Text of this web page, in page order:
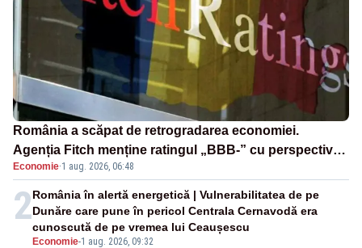
România a scăpat de retrogradarea economiei.
Agenția Fitch menține ratingul „BBB-” cu perspectivă
negativă
Economie·1 aug. 2026, 06:48
2
Economie-1 aug. 2026, 09:32
România în alertă energetică | Vulnerabilitatea de pe
Dunăre care pune în pericol Centrala Cernavodă era
cunoscută de pe vremea lui Ceaușescu